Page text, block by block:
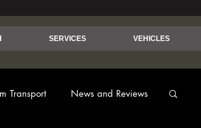
SERVICES VEHICLES
Transport News and Reviews